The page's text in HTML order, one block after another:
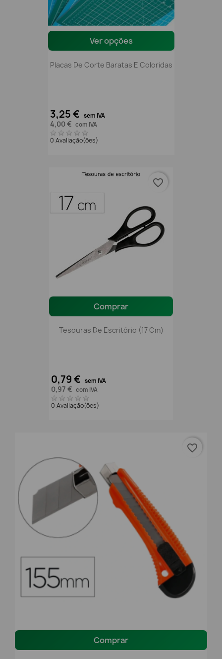
Ver opções
Placas De Corte Baratas E Coloridas
3,25 € sem IVA
4,00 € com IVA
0 Avaliação(ões)
Comprar
Tesouras De Escritório (17 Cm)
0,79 € sem IVA
0,97 € com IVA
0 Avaliação(ões)
favorite_border
Comprar
favorite_border